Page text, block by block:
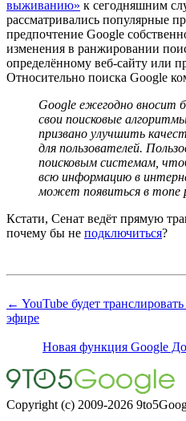
выживанию» к сегодняшним
рассматривались популярные
предпочтение Google
изменения в ранжировании
определённому веб-сайту или
Относительно поиска Google
Google ежегодно вносит
свои поисковые
призвано улучшить
для пользователей.
поисковым системам,
всю информацию в
может появиться в топе
Кстати, Сенат ведёт прямую
почему бы не подключиться?
← YouTube будет
эфире
Новая функция Google
Copyright (c) 2009-2026